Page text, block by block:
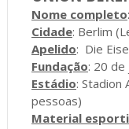
Nome completo
Cidade: Berlim
Apelido: Die
Fundação: 20
Estádio: Stadion
pessoas)
Material